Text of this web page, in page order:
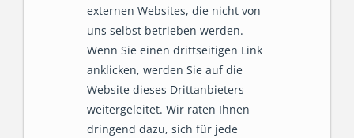
externen Websites, die nicht von
uns selbst betrieben werden.
Wenn Sie einen drittseitigen Link
anklicken, werden Sie auf die
Website dieses Drittanbieters
weitergeleitet. Wir raten Ihnen
dringend dazu, sich für jede